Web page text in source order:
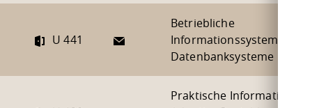
U 441
Betriebliche
Informationssysteme /
Datenbanksysteme
Praktische Informatik /